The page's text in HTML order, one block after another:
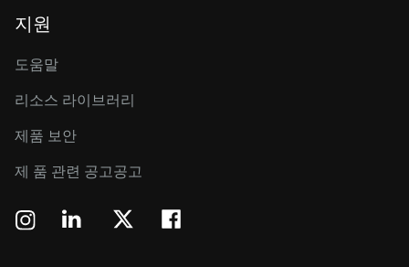
지원
도움말
리소스 라이브러리
제품 보안
제 품 관련 공고공고